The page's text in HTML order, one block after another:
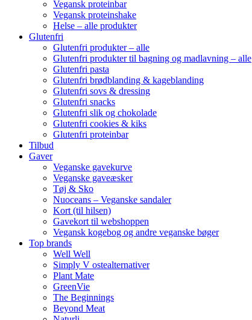
Vegansk proteinbar
Vegansk proteinshake
Helse – alle produkter
Glutenfri
Glutenfri produkter – alle
Glutenfri produkter til bagning og madlavning – alle
Glutenfri pasta
Glutenfri brødblanding & kageblanding
Glutenfri sovs & dressing
Glutenfri snacks
Glutenfri slik og chokolade
Glutenfri cookies & kiks
Glutenfri proteinbar
Tilbud
Gaver
Veganske gavekurve
Veganske gaveæsker
Tøj & Sko
Nuoceans – Veganske sandaler
Kort (til hilsen)
Gavekort til webshoppen
Vegansk kogebog og andre veganske bøger
Top brands
Well Well
Simply V ostealternativer
Plant Mate
GreenVie
The Beginnings
Beyond Meat